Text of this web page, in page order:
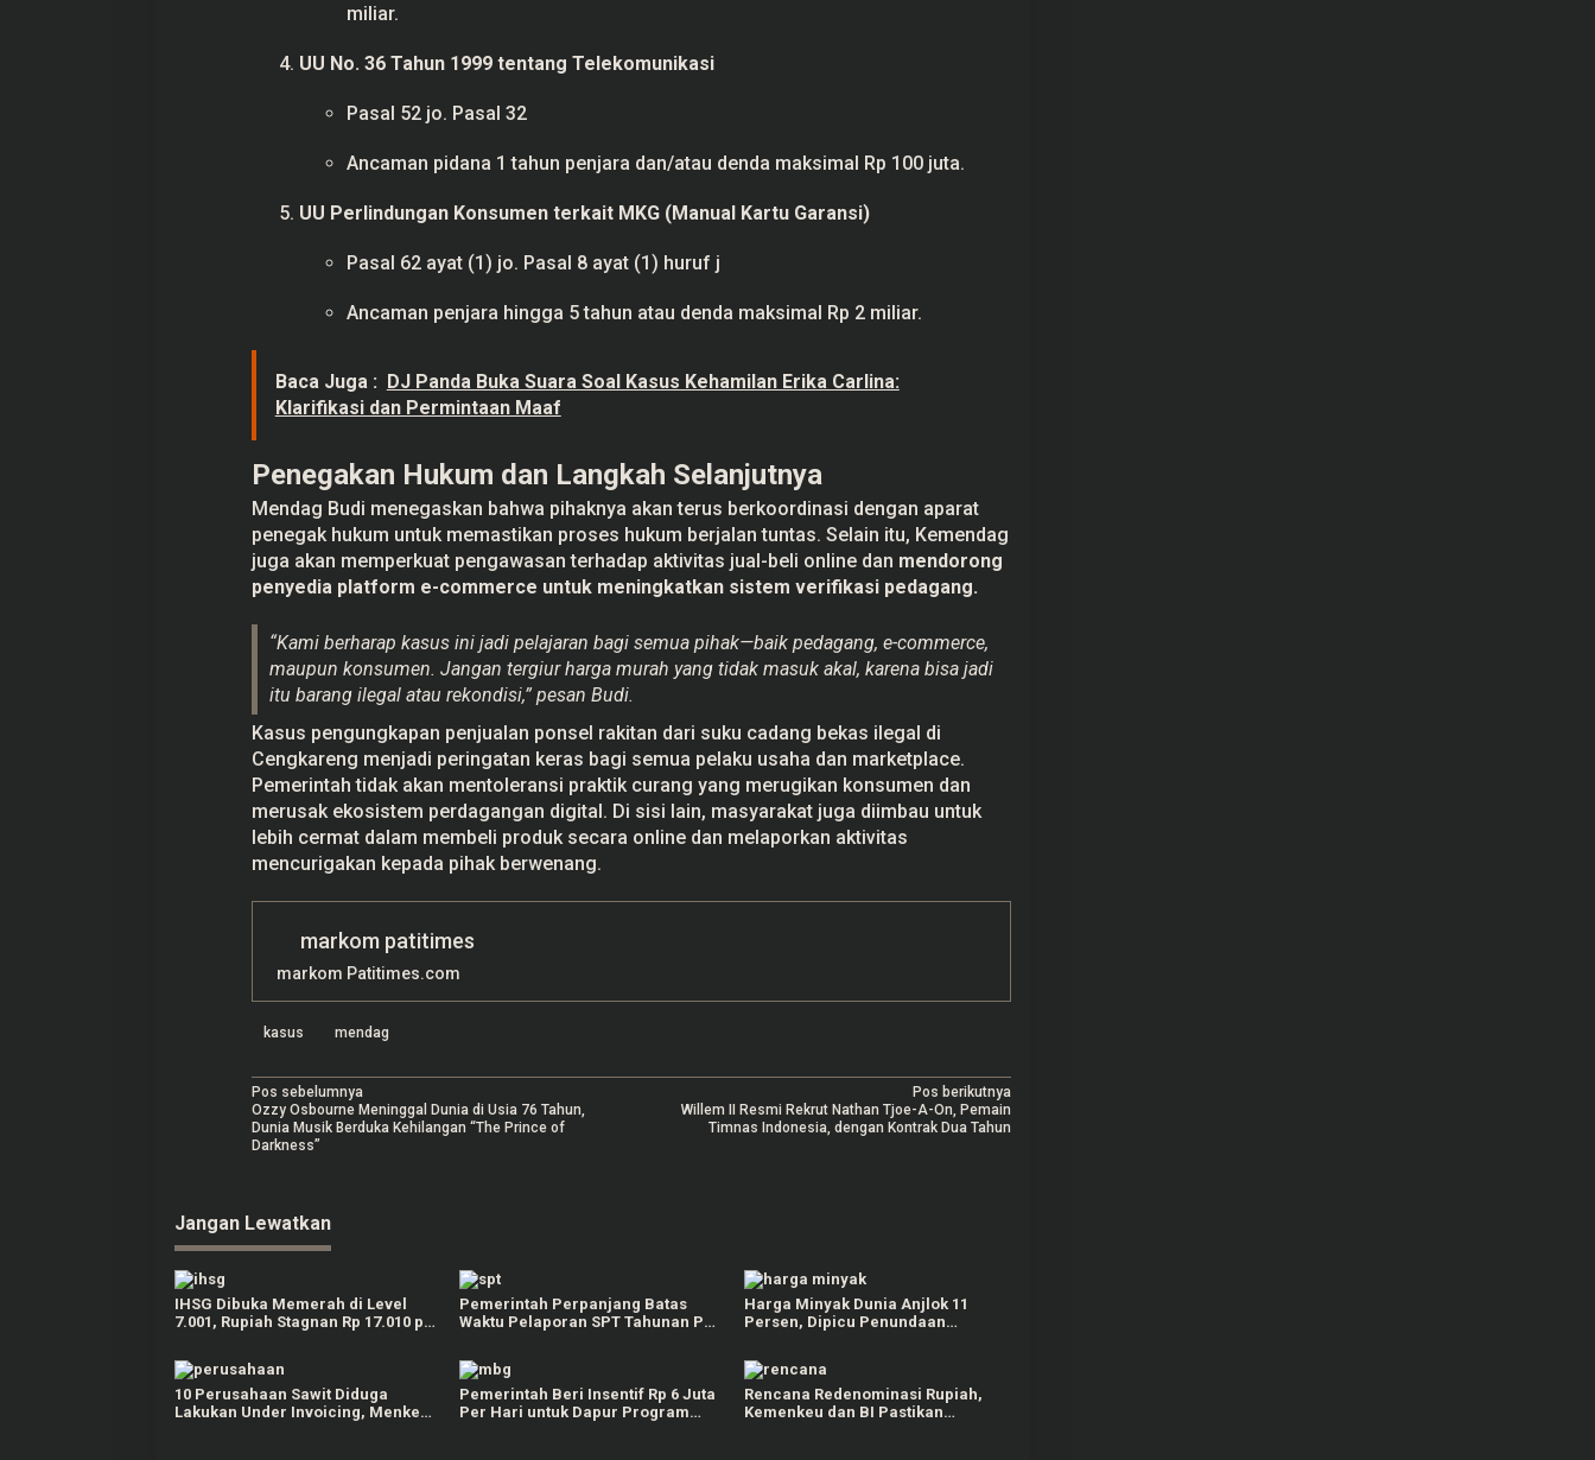
miliar.
UU No. 36 Tahun 1999 tentang Telekomunikasi
Pasal 52 jo. Pasal 32
Ancaman pidana 1 tahun penjara dan/atau denda maksimal Rp 100 juta.
UU Perlindungan Konsumen terkait MKG (Manual Kartu Garansi)
Pasal 62 ayat (1) jo. Pasal 8 ayat (1) huruf j
Ancaman penjara hingga 5 tahun atau denda maksimal Rp 2 miliar.
Baca Juga : DJ Panda Buka Suara Soal Kasus Kehamilan Erika Carlina:
Klarifikasi dan Permintaan Maaf
Penegakan Hukum dan Langkah Selanjutnya
Mendag Budi menegaskan bahwa pihaknya akan terus berkoordinasi dengan aparat
penegak hukum untuk memastikan proses hukum berjalan tuntas. Selain itu, Kemendag
juga akan memperkuat pengawasan terhadap aktivitas jual-beli online dan mendorong
penyedia platform e-commerce untuk meningkatkan sistem verifikasi pedagang.
“Kami berharap kasus ini jadi pelajaran bagi semua pihak—baik pedagang, e-commerce,
maupun konsumen. Jangan tergiur harga murah yang tidak masuk akal, karena bisa jadi
itu barang ilegal atau rekondisi,” pesan Budi.
Kasus pengungkapan penjualan ponsel rakitan dari suku cadang bekas ilegal di
Cengkareng menjadi peringatan keras bagi semua pelaku usaha dan marketplace.
Pemerintah tidak akan mentoleransi praktik curang yang merugikan konsumen dan
merusak ekosistem perdagangan digital. Di sisi lain, masyarakat juga diimbau untuk
lebih cermat dalam membeli produk secara online dan melaporkan aktivitas
mencurigakan kepada pihak berwenang.
markom patitimes
markom Patitimes.com
kasus mendag
N
a
g
s
i
p
o
Pos sebelumnya
Ozzy Osbourne Meninggal Dunia di Usia 76 Tahun,
Dunia Musik Berduka Kehilangan “The Prince of
Darkness”
Pos berikutnya
Willem II Resmi Rekrut Nathan Tjoe-A-On, Pemain
Timnas Indonesia, dengan Kontrak Dua Tahun
Jangan Lewatkan
IHSG Dibuka Memerah di Level
7.001, Rupiah Stagnan Rp 17.010 per
Pemerintah Perpanjang Batas
Waktu Pelaporan SPT Tahunan PPh
Harga Minyak Dunia Anjlok 11
Persen, Dipicu Penundaan
10 Perusahaan Sawit Diduga
Lakukan Under Invoicing, Menkeu
Pemerintah Beri Insentif Rp 6 Juta
Per Hari untuk Dapur Program
Rencana Redenominasi Rupiah,
Kemenkeu dan BI Pastikan